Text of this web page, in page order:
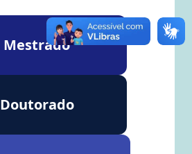
Mestrado
Doutorado